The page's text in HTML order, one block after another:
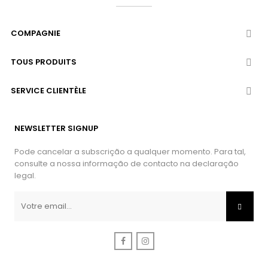
COMPAGNIE 
TOUS PRODUITS 
SERVICE CLIENTÈLE 
NEWSLETTER SIGNUP
Pode cancelar a subscrição a qualquer momento. Para tal,
consulte a nossa informação de contacto na declaração
legal.
Facebook